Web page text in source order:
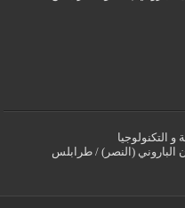
و التكنولوجيا
الباروني (النصر) / طرابلس